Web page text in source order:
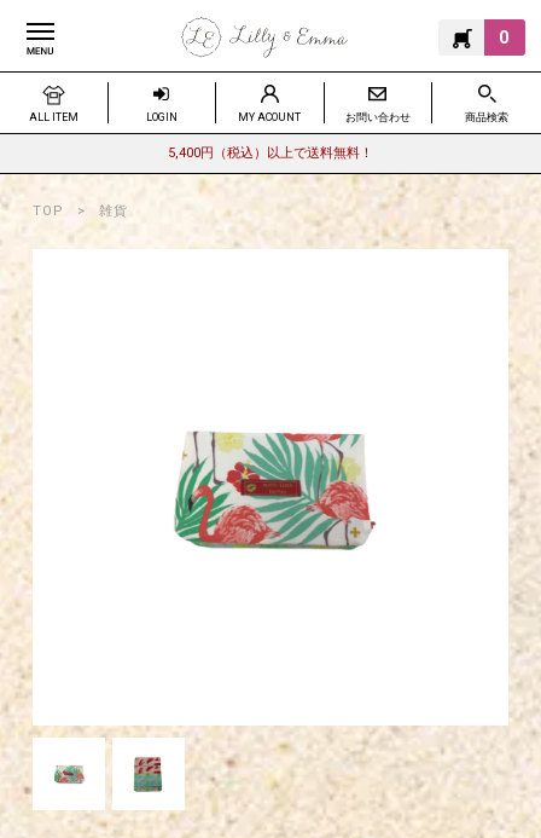
0
ALL ITEM LOGIN MY ACOUNT お問い合わせ 商品検索
5,400円（税込）以上で送料無料！
TOP 雑貨